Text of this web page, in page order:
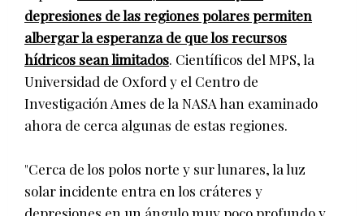
depresiones de las regiones polares permiten
albergar la esperanza de que los recursos
hídricos sean limitados. Científicos del MPS, la
Universidad de Oxford y el Centro de
Investigación Ames de la NASA han examinado
ahora de cerca algunas de estas regiones.
"Cerca de los polos norte y sur lunares, la luz
solar incidente entra en los cráteres y